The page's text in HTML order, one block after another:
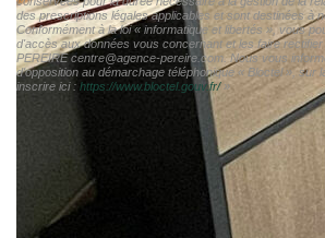
des prescriptions légales applicables et sont destinées à
Conformément à la loi « informatique et libertés », vous
d'accès aux données vous concernant et les faire
PEREIRE centre@agence-pereire.com. Nous vous
d'opposition au démarchage téléphonique « Bloctel », sur
inscrire ici : https://www.bloctel.gouv.fr/»